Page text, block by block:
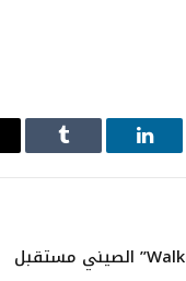
لينكدإن
كيف يهدد روبوت “Walker S2” الصيني مستقبل